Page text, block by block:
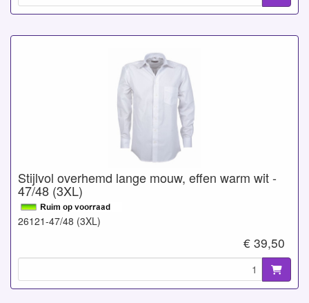
Stijlvol overhemd lange mouw, effen warm wit -
47/48 (3XL)
26121-47/48 (3XL)
€ 39,50